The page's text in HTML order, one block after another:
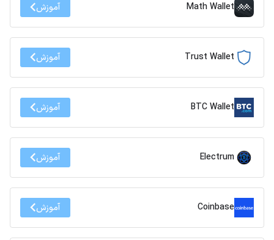
Math Wallet آموزش
Trust Wallet آموزش
BTC Wallet آموزش
Electrum آموزش
Coinbase آموزش